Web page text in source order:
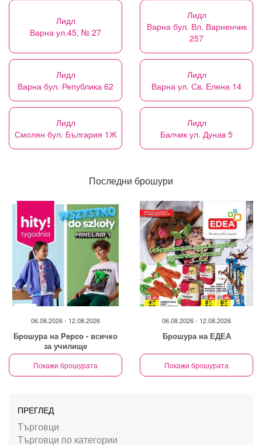
Лидл
Варна ул.45, № 27
Лидл
Варна бул. Вл. Варненчик
257
Лидл
Варна бул. Република 62
Лидл
Варна ул. Св. Елена 14
Лидл
Смолян бул. България 1Ж
Лидл
Балчик ул. Дунав 5
Последни брошури
06.08.2026 - 12.08.2026
Брошура на Pepco - всичко
за училище
Покажи брошурата
06.08.2026 - 12.08.2026
Брошура на ЕДЕА
Покажи брошурата
ПРЕГЛЕД
Търговци
Търговци по категории